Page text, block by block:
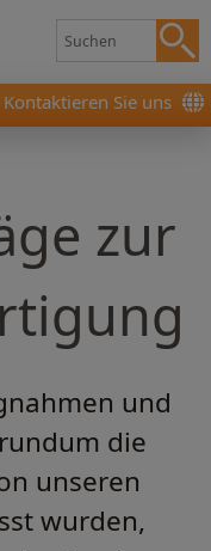
Kontaktieren Sie uns
zur
und
die
unseren
wurden,